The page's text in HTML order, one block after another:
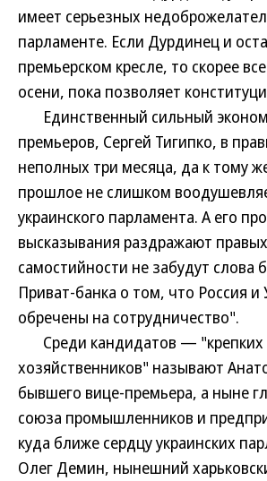
имеет серьезных
парламенте. Если Дурдинец и
премьерском кресле, то скорее
осени, пока позволяет
Единственный сильный
премьеров, Сергей Тигипко, в
неполных три месяца, да к тому
прошлое не слишком
украинского парламента. А его
высказывания раздражают
самостийности не забудут слова
Приват-банка о том, что Россия и
обречены на сотрудничество".
Среди кандидатов — "крепких
хозяйственников" называют
бывшего вице-премьера, а ныне
союза промышленников и
куда ближе сердцу украинских
Олег Демин, нынешний